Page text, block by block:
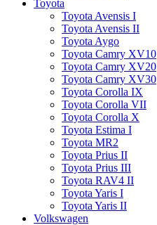
Toyota
Toyota Avensis I
Toyota Avensis II
Toyota Aygo
Toyota Camry XV10
Toyota Camry XV20
Toyota Camry XV30
Toyota Corolla IX
Toyota Corolla VII
Toyota Corolla X
Toyota Estima I
Toyota MR2
Toyota Prius II
Toyota Prius III
Toyota RAV4 II
Toyota Yaris I
Toyota Yaris II
Volkswagen